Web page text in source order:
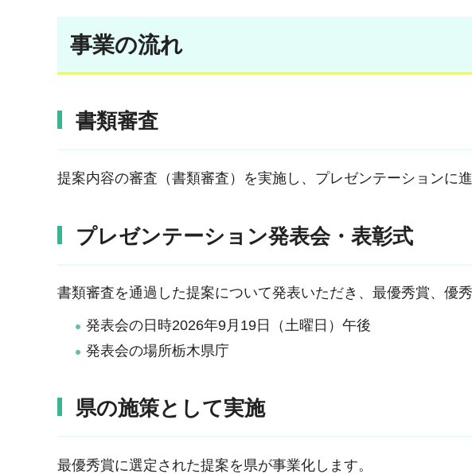
事業の流れ
書類審査
提案内容の審査（書類審査）を実施し、プレゼンテーションに
プレゼンテーション発表会・表彰式
書類審査を通過した提案について発表いただき、最優秀賞、優秀
発表会の日時2026年9月19日（土曜日）午後
発表会の場所栃木県庁
県の施策として実施
最優秀賞に選定された提案を県が事業化します。